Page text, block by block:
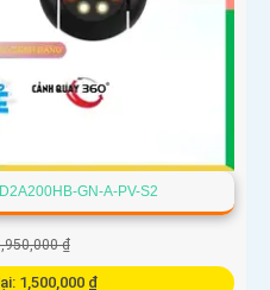
GN-A-PV-S2
₫
1,500,000 ₫